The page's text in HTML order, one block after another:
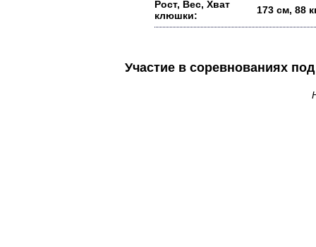
Рост, Вес, Хват
клюшки:
173 см, 88
Участие в соревнованиях